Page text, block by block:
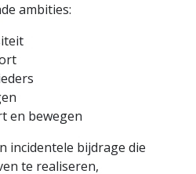
ambities:
en bewegen
incidentele bijdrage die
te realiseren,